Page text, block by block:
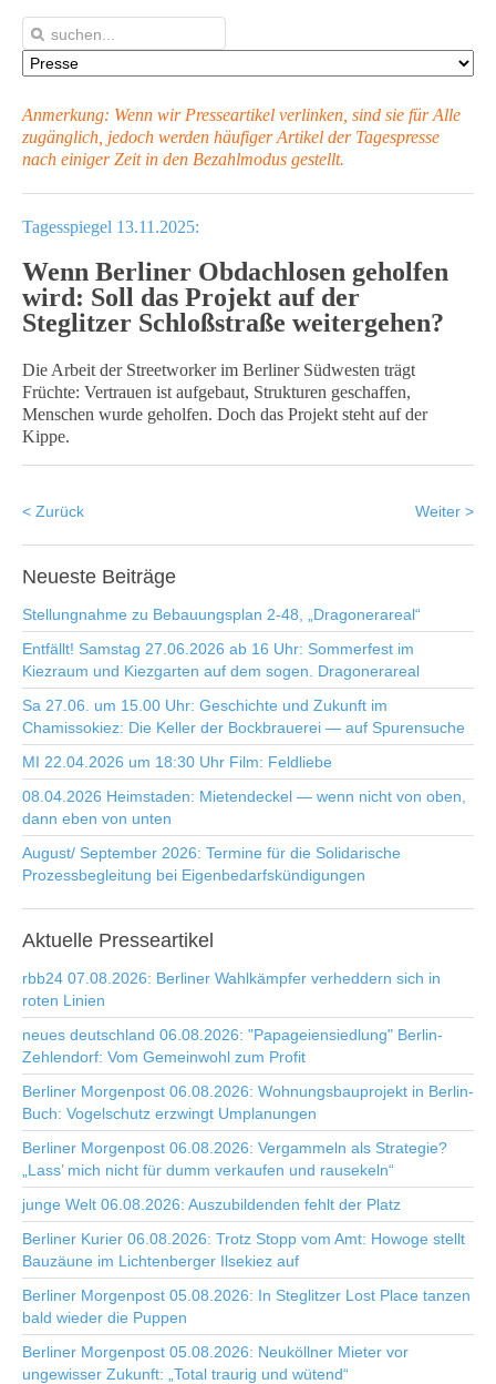
Anmerkung: Wenn wir Presseartikel verlinken, sind sie für Alle
zugänglich, jedoch werden häufiger Artikel der Tagespresse
nach einiger Zeit in den Bezahlmodus gestellt.
Tagesspiegel 13.11.2025:
Wenn Berliner Obdachlosen geholfen
wird: Soll das Projekt auf der
Steglitzer Schloßstraße weitergehen?
Die Arbeit der Streetworker im Berliner Südwesten trägt
Früchte: Vertrauen ist aufgebaut, Strukturen geschaffen,
Menschen wurde geholfen. Doch das Projekt steht auf der
Kippe.
< Zurück Weiter >
Neueste Beiträge
Stellungnahme zu Bebauungsplan 2-48, „Dragonerareal“
Entfällt! Samstag 27.06.2026 ab 16 Uhr: Sommerfest im
Kiezraum und Kiezgarten auf dem sogen. Dragonerareal
Sa 27.06. um 15.00 Uhr: Geschichte und Zukunft im
Chamissokiez: Die Keller der Bockbrauerei — auf Spurensuche
MI 22.04.2026 um 18:30 Uhr Film: Feldliebe
08.04.2026 Heimstaden: Mietendeckel — wenn nicht von oben,
dann eben von unten
August/ September 2026: Termine für die Solidarische
Prozessbegleitung bei Eigenbedarfskündigungen
Aktuelle Presseartikel
rbb24 07.08.2026: Berliner Wahlkämpfer verheddern sich in
roten Linien
neues deutschland 06.08.2026: "Papageiensiedlung" Berlin-
Zehlendorf: Vom Gemeinwohl zum Profit
Berliner Morgenpost 06.08.2026: Wohnungsbauprojekt in Berlin-
Buch: Vogelschutz erzwingt Umplanungen
Berliner Morgenpost 06.08.2026: Vergammeln als Strategie?
„Lass’ mich nicht für dumm verkaufen und rausekeln“
junge Welt 06.08.2026: Auszubildenden fehlt der Platz
Berliner Kurier 06.08.2026: Trotz Stopp vom Amt: Howoge stellt
Bauzäune im Lichtenberger Ilsekiez auf
Berliner Morgenpost 05.08.2026: In Steglitzer Lost Place tanzen
bald wieder die Puppen
Berliner Morgenpost 05.08.2026: Neuköllner Mieter vor
ungewisser Zukunft: „Total traurig und wütend“